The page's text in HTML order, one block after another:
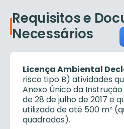
) – autoriza a
de empreendimento ou
com área utilizada de
metros quadrados),
risco tipo B, com emissão
Ambiental Fácil
Ambiente (AMMA),
Requisitos e
Necessários
Licença Ambiental
risco tipo B) atividades
Anexo Único da
de 28 de julho de 2017 e
utilizada de até 500 m²
quadrados).